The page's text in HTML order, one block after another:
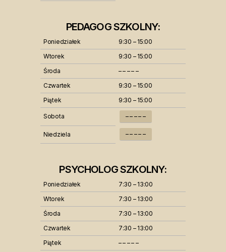
PEDAGOG SZKOLNY:
Poniedziałek
9:30 – 15:00
Wtorek
9:30 – 15:00
Środa
– – – – –
Czwartek
9:30 – 15:00
Piątek
9:30 – 15:00
Sobota – – – – –
Niedziela – – – – –
PSYCHOLOG SZKOLNY:
Poniedziałek
7:30 – 13:00
Wtorek
7:30 – 13:00
Środa
7:30 – 13:00
Czwartek
7:30 – 13:00
Piątek
– – – – –